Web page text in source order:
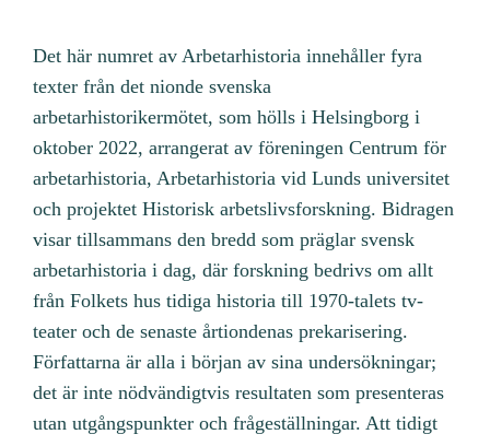
Det här numret av Arbetarhistoria innehåller fyra
texter från det nionde svenska
arbetarhistorikermötet, som hölls i Helsingborg i
oktober 2022, arrangerat av föreningen Centrum för
arbetarhistoria, Arbetarhistoria vid Lunds universitet
och projektet Historisk arbetslivsforskning. Bidragen
visar tillsammans den bredd som präglar svensk
arbetarhistoria i dag, där forskning bedrivs om allt
från Folkets hus tidiga historia till 1970-talets tv-
teater och de senaste årtiondenas prekarisering.
Författarna är alla i början av sina undersökningar;
det är inte nödvändigtvis resultaten som presenteras
utan utgångspunkter och frågeställningar. Att tidigt